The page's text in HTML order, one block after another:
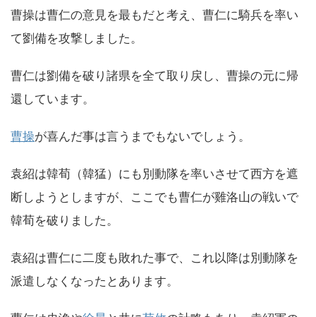
曹操は曹仁の意見を最もだと考え、曹仁に騎兵を率い
て劉備を攻撃しました。
曹仁は劉備を破り諸県を全て取り戻し、曹操の元に帰
還しています。
曹操が喜んだ事は言うまでもないでしょう。
袁紹は韓荀（韓猛）にも別動隊を率いさせて西方を遮
断しようとしますが、ここでも曹仁が雞洛山の戦いで
韓荀を破りました。
袁紹は曹仁に二度も敗れた事で、これ以降は別動隊を
派遣しなくなったとあります。